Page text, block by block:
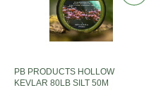
PB PRODUCTS HOLLOW
KEVLAR 80LB SILT 50M